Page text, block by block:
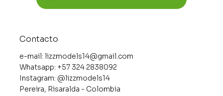
Contacto
e-mail:lizzmodels14@gmail.com
Whatsapp: ‪+57 324 2838092‬
Instagram: @lizzmodels14
Pereira, Risaralda - Colombia